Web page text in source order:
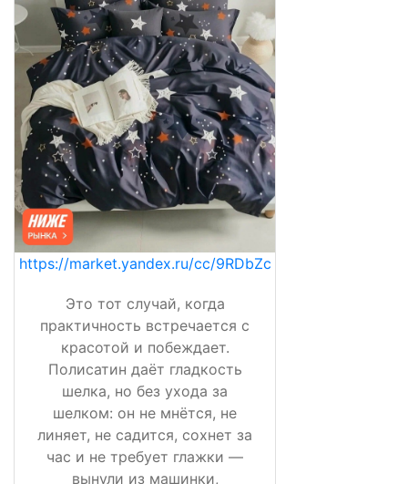
https://market.yandex.ru/cc/9RDbZc
Это тот случай, когда
практичность встречается с
красотой и побеждает.
Полисатин даёт гладкость
шелка, но без ухода за
шелком: он не мнётся, не
линяет, не садится, сохнет за
час и не требует глажки —
вынули из машинки,